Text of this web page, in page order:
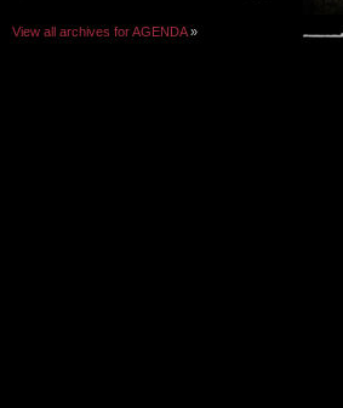
View all archives for AGENDA»